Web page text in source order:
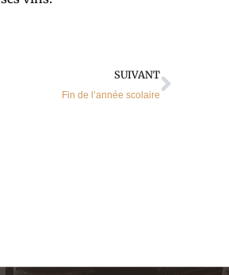
SUIVANT
Fin de l’année scolaire
Suivant